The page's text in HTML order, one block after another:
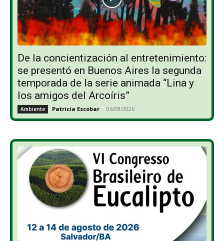
De la concientización al entretenimiento:
se presentó en Buenos Aires la segunda
temporada de la serie animada “Lina y
los amigos del Arcoíris”
Ambiente Patricia Escobar - 06/08/2026